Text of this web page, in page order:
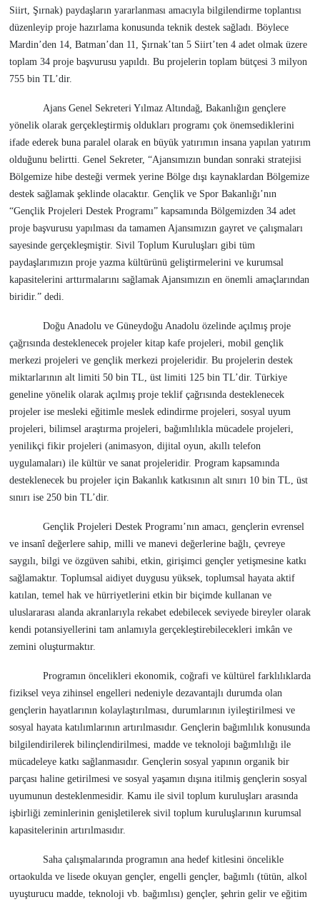
Siirt, Şırnak) paydaşların yararlanması amacıyla bilgilendirme toplantısı
düzenleyip proje hazırlama konusunda teknik destek sağladı. Böylece
Mardin’den 14, Batman’dan 11, Şırnak’tan 5 Siirt’ten 4 adet olmak üzere
toplam 34 proje başvurusu yapıldı. Bu projelerin toplam bütçesi 3 milyon
755 bin TL’dir.
Ajans Genel Sekreteri Yılmaz Altındağ, Bakanlığın gençlere
yönelik olarak gerçekleştirmiş oldukları programı çok önemsediklerini
ifade ederek buna paralel olarak en büyük yatırımın insana yapılan yatırım
olduğunu belirtti. Genel Sekreter, “Ajansımızın bundan sonraki stratejisi
Bölgemize hibe desteği vermek yerine Bölge dışı kaynaklardan Bölgemize
destek sağlamak şeklinde olacaktır. Gençlik ve Spor Bakanlığı’nın
“Gençlik Projeleri Destek Programı” kapsamında Bölgemizden 34 adet
proje başvurusu yapılması da tamamen Ajansımızın gayret ve çalışmaları
sayesinde gerçekleşmiştir. Sivil Toplum Kuruluşları gibi tüm
paydaşlarımızın proje yazma kültürünü geliştirmelerini ve kurumsal
kapasitelerini arttırmalarını sağlamak Ajansımızın en önemli amaçlarından
biridir.” dedi.
Doğu Anadolu ve Güneydoğu Anadolu özelinde açılmış proje
çağrısında desteklenecek projeler kitap kafe projeleri, mobil gençlik
merkezi projeleri ve gençlik merkezi projeleridir. Bu projelerin destek
miktarlarının alt limiti 50 bin TL, üst limiti 125 bin TL’dir. Türkiye
geneline yönelik olarak açılmış proje teklif çağrısında desteklenecek
projeler ise mesleki eğitimle meslek edindirme projeleri, sosyal uyum
projeleri, bilimsel araştırma projeleri, bağımlılıkla mücadele projeleri,
yenilikçi fikir projeleri (animasyon, dijital oyun, akıllı telefon
uygulamaları) ile kültür ve sanat projeleridir. Program kapsamında
desteklenecek bu projeler için Bakanlık katkısının alt sınırı 10 bin TL, üst
sınırı ise 250 bin TL’dir.
Gençlik Projeleri Destek Programı’nın amacı, gençlerin evrensel
ve insanî değerlere sahip, milli ve manevi değerlerine bağlı, çevreye
saygılı, bilgi ve özgüven sahibi, etkin, girişimci gençler yetişmesine katkı
sağlamaktır. Toplumsal aidiyet duygusu yüksek, toplumsal hayata aktif
katılan, temel hak ve hürriyetlerini etkin bir biçimde kullanan ve
uluslararası alanda akranlarıyla rekabet edebilecek seviyede bireyler olarak
kendi potansiyellerini tam anlamıyla gerçekleştirebilecekleri imkân ve
zemini oluşturmaktır.
Programın öncelikleri ekonomik, coğrafi ve kültürel farklılıklarda
fiziksel veya zihinsel engelleri nedeniyle dezavantajlı durumda olan
gençlerin hayatlarının kolaylaştırılması, durumlarının iyileştirilmesi ve
sosyal hayata katılımlarının artırılmasıdır. Gençlerin bağımlılık konusunda
bilgilendirilerek bilinçlendirilmesi, madde ve teknoloji bağımlılığı ile
mücadeleye katkı sağlanmasıdır. Gençlerin sosyal yapının organik bir
parçası haline getirilmesi ve sosyal yaşamın dışına itilmiş gençlerin sosyal
uyumunun desteklenmesidir. Kamu ile sivil toplum kuruluşları arasında
işbirliği zeminlerinin genişletilerek sivil toplum kuruluşlarının kurumsal
kapasitelerinin artırılmasıdır.
Saha çalışmalarında programın ana hedef kitlesini öncelikle
ortaokulda ve lisede okuyan gençler, engelli gençler, bağımlı (tütün, alkol
uyuşturucu madde, teknoloji vb. bağımlısı) gençler, şehrin gelir ve eğitim